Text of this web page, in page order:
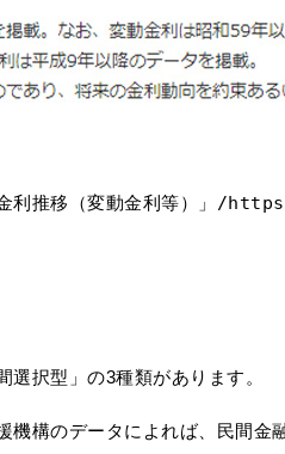
利推移（変動金利等）」/
択型」の3種類があります。
構のデータによれば、民間金